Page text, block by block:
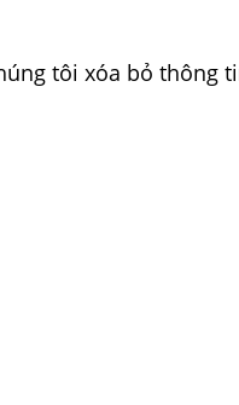
tôi xóa bỏ thông